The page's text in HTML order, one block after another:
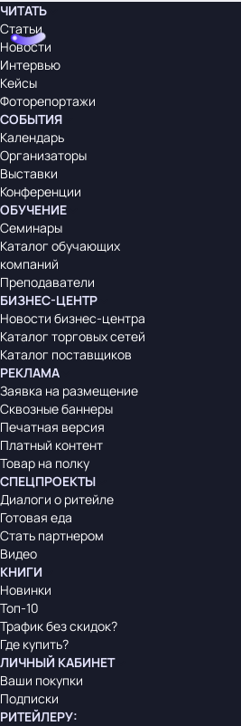
ЧИТАТЬ
Статьи
Новости
Интервью
Кейсы
Фоторепортажи
СОБЫТИЯ
Календарь
Организаторы
Выставки
Конференции
ОБУЧЕНИЕ
Семинары
Каталог обучающих
компаний
Преподаватели
БИЗНЕС-ЦЕНТР
Новости бизнес-центра
Каталог торговых сетей
Каталог поставщиков
РЕКЛАМА
Заявка на размещение
Сквозные баннеры
Печатная версия
Платный контент
Товар на полку
СПЕЦПРОЕКТЫ
Диалоги о ритейле
Готовая еда
Стать партнером
Видео
КНИГИ
Новинки
Топ-10
Трафик без скидок?
Где купить?
ЛИЧНЫЙ КАБИНЕТ
Ваши покупки
Подписки
РИТЕЙЛЕРУ: